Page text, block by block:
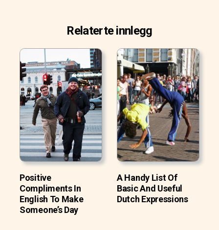
Relaterte innlegg
Positive
Compliments In
English To Make
Someone’s Day
A Handy List Of
Basic And Useful
Dutch Expressions